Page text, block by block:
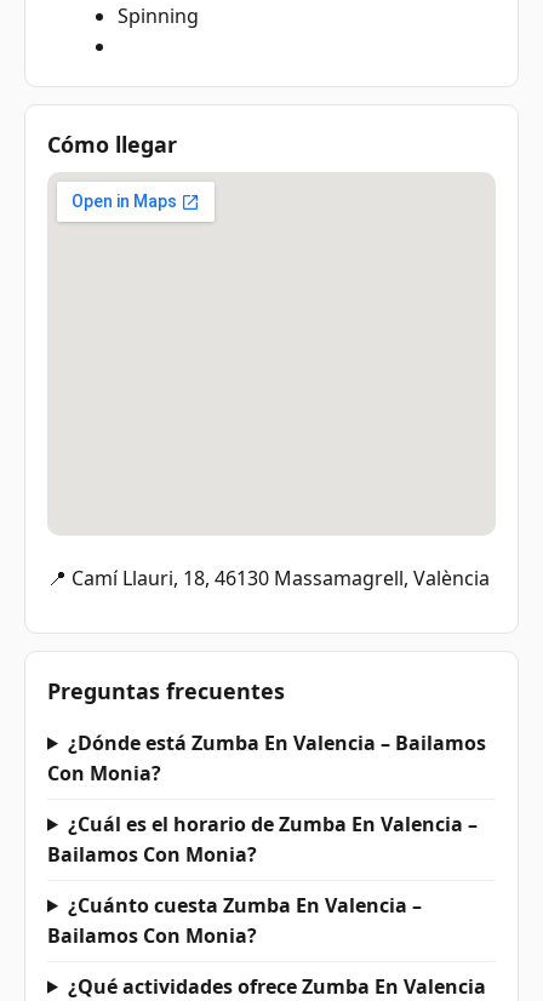
Spinning
Cómo llegar
📍 Camí Llauri, 18, 46130 Massamagrell, València
Preguntas frecuentes
¿Dónde está Zumba En Valencia – Bailamos
Con Monia?
¿Cuál es el horario de Zumba En Valencia –
Bailamos Con Monia?
¿Cuánto cuesta Zumba En Valencia –
Bailamos Con Monia?
¿Qué actividades ofrece Zumba En Valencia